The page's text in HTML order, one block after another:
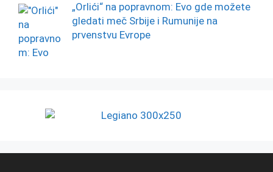
„Orlići“ na popravnom: Evo gde možete
gledati meč Srbije i Rumunije na
prvenstvu Evrope